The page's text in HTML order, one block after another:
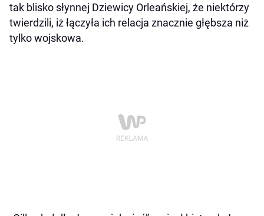
tak blisko słynnej Dziewicy Orleańskiej, że niektórzy
twierdzili, iż łączyła ich relacja znacznie głębsza niż
tylko wojskowa.